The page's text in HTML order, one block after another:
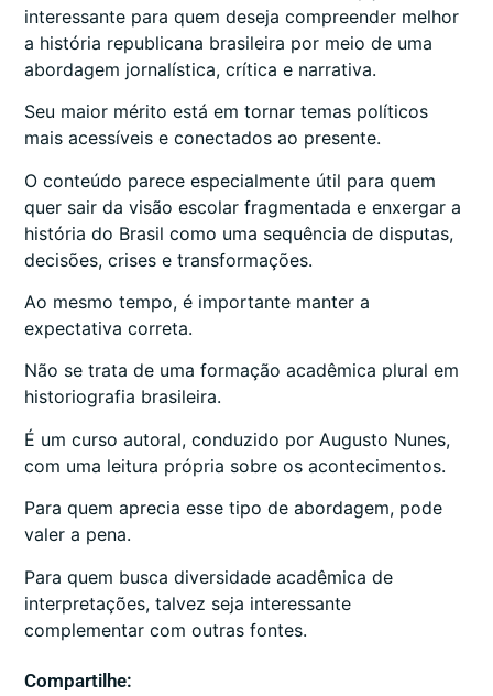
interessante para quem deseja compreender melhor
a história republicana brasileira por meio de uma
abordagem jornalística, crítica e narrativa.
Seu maior mérito está em tornar temas políticos
mais acessíveis e conectados ao presente.
O conteúdo parece especialmente útil para quem
quer sair da visão escolar fragmentada e enxergar a
história do Brasil como uma sequência de disputas,
decisões, crises e transformações.
Ao mesmo tempo, é importante manter a
expectativa correta.
Não se trata de uma formação acadêmica plural em
historiografia brasileira.
É um curso autoral, conduzido por Augusto Nunes,
com uma leitura própria sobre os acontecimentos.
Para quem aprecia esse tipo de abordagem, pode
valer a pena.
Para quem busca diversidade acadêmica de
interpretações, talvez seja interessante
complementar com outras fontes.
Compartilhe: